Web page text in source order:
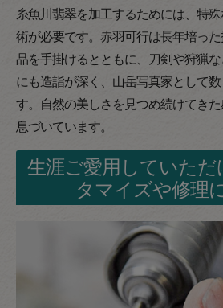
糸魚川翡翠を加工するためには、特
術が必要です。赤羽可行は長年培っ
品を手掛けるとともに、刀剣や狩猟
にも造詣が深く、山岳写真家として
す。自然の美しさを見つめ続けてき
息づいています。
生涯ご愛用していただ
タマイズや修理